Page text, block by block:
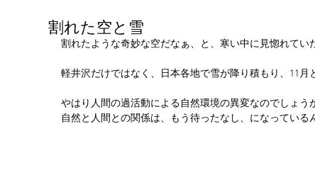
割れた空と雪
割れたような奇妙な空だなぁ、と、寒い中に見惚れてい
軽井沢だけではなく、日本各地で雪が降り積もり、11月
やはり人間の過活動による自然環境の異変なのでしょう
自然と人間との関係は、もう待ったなし、になっている